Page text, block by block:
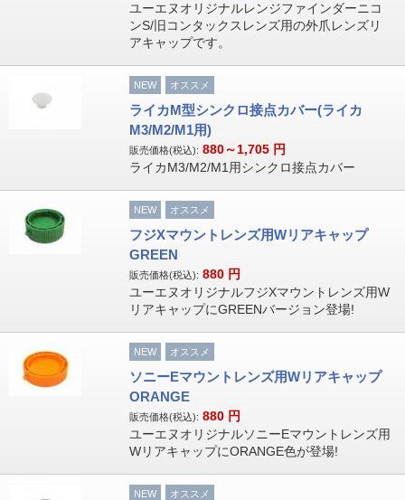
ユーエヌオリジナルレンジファインダーニコ
ンS/旧コンタックスレンズ用の外爪レンズリ
アキャップです。
NEW オススメ
ライカM型シンクロ接点カバー(ライカ
M3/M2/M1用)
販売価格(税込): 880～1,705 円
ライカM3/M2/M1用シンクロ接点カバー
NEW オススメ
フジXマウントレンズ用Wリアキャップ
GREEN
販売価格(税込): 880 円
ユーエヌオリジナルフジXマウントレンズ用W
リアキャップにGREENバージョン登場!
NEW オススメ
ソニーEマウントレンズ用Wリアキャップ
ORANGE
販売価格(税込): 880 円
ユーエヌオリジナルソニーEマウントレンズ用
WリアキャップにORANGE色が登場!
NEW オススメ